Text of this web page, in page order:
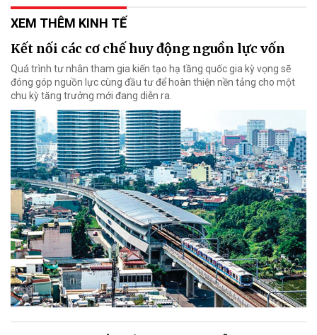
XEM THÊM KINH TẾ
Kết nối các cơ chế huy động nguồn lực vốn
Quá trình tư nhân tham gia kiến tạo hạ tầng quốc gia kỳ vọng sẽ
đóng góp nguồn lực cùng đầu tư để hoàn thiện nền tảng cho một
chu kỳ tăng trưởng mới đang diễn ra.